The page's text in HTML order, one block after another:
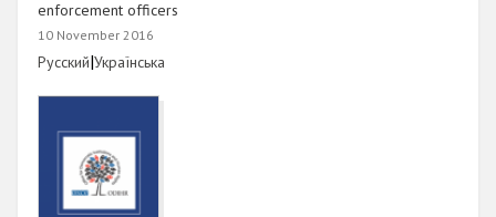
enforcement officers
10 November 2016
Link
Русский|Link
Українська